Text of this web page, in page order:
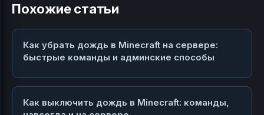
Похожие статьи
Как убрать дождь в Minecraft на сервере:
быстрые команды и админские способы
Как выключить дождь в Minecraft: команды,